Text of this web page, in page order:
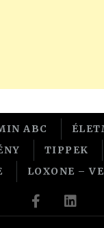
ABC
TIPPEK
LOXONE –